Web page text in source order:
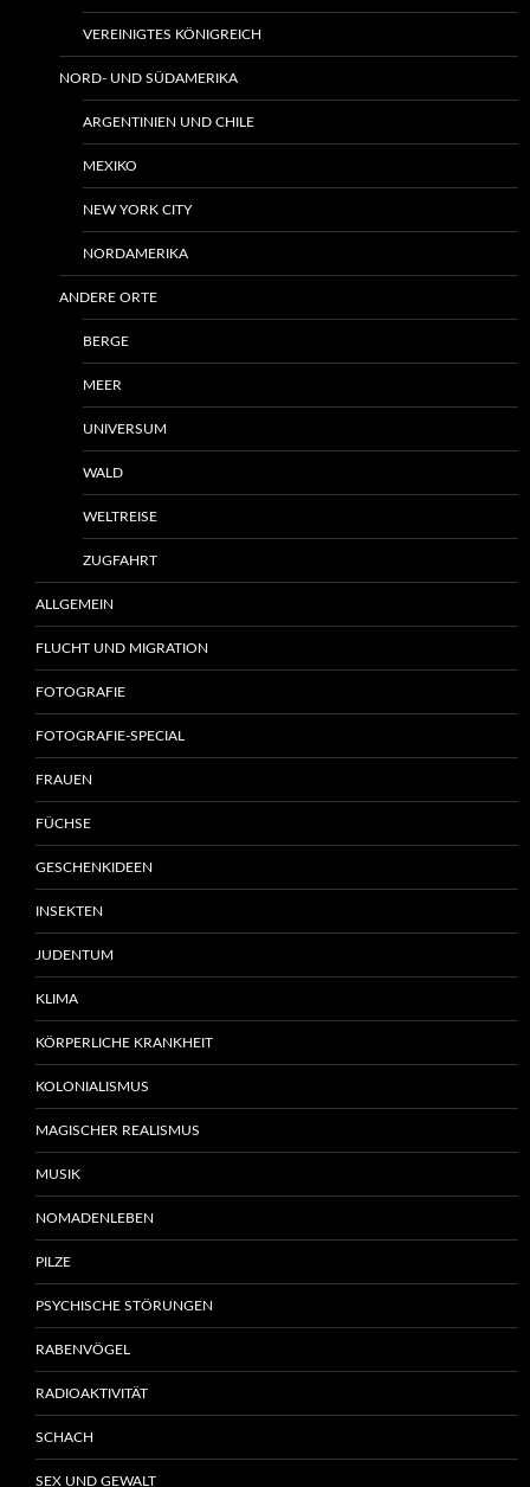
VEREINIGTES KÖNIGREICH
NORD- UND SÜDAMERIKA
ARGENTINIEN UND CHILE
MEXIKO
NEW YORK CITY
NORDAMERIKA
ANDERE ORTE
BERGE
MEER
UNIVERSUM
WALD
WELTREISE
ZUGFAHRT
ALLGEMEIN
FLUCHT UND MIGRATION
FOTOGRAFIE
FOTOGRAFIE-SPECIAL
FRAUEN
FÜCHSE
GESCHENKIDEEN
INSEKTEN
JUDENTUM
KLIMA
KÖRPERLICHE KRANKHEIT
KOLONIALISMUS
MAGISCHER REALISMUS
MUSIK
NOMADENLEBEN
PILZE
PSYCHISCHE STÖRUNGEN
RABENVÖGEL
RADIOAKTIVITÄT
SCHACH
SEX UND GEWALT